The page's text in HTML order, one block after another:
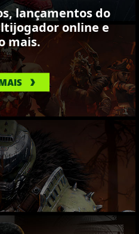
lançamentos do
online e
mais.